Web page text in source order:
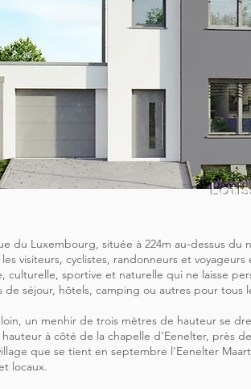
du Luxembourg, située à 224m au-dessus du
visiteurs, cyclistes, randonneurs et
culturelle, sportive et naturelle qui ne laisse
de séjour, hôtels, camping ou autres pour tous
un menhir de trois mètres de hauteur se
à côté de la chapelle d’Eenelter, près
que se tient en septembre l’Eenelter
locaux.